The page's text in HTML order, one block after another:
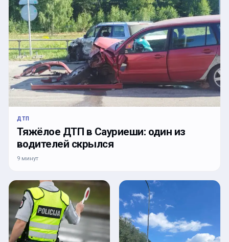
ДТП
Тяжёлое ДТП в Сауриеши: один из
водителей скрылся
9 минут